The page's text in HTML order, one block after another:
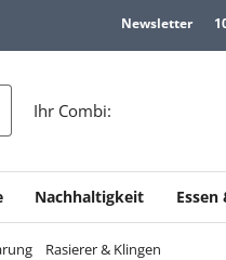
Newsletter
Ihr Combi:
Nachhaltigkeit Essen
Rasierer & Klingen